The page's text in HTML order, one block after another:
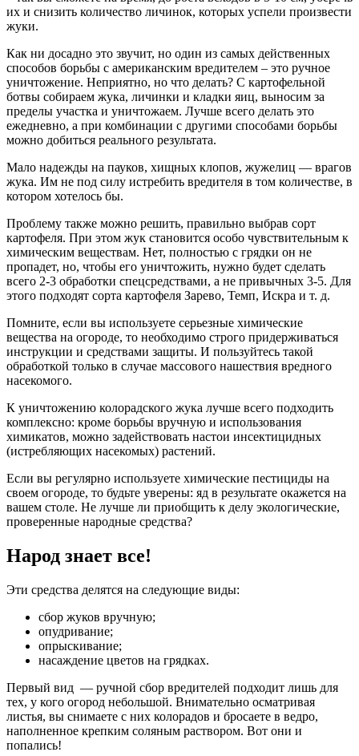
их и снизить количество личинок, которых успели произвести
жуки.
Как ни досадно это звучит, но один из самых действенных
способов борьбы с американским вредителем – это ручное
уничтожение. Неприятно, но что делать? С картофельной
ботвы собираем жука, личинки и кладки яиц, выносим за
пределы участка и уничтожаем. Лучше всего делать это
ежедневно, а при комбинации с другими способами борьбы
можно добиться реального результата.
Мало надежды на пауков, хищных клопов, жужелиц — врагов
жука. Им не под силу истребить вредителя в том количестве, в
котором хотелось бы.
Проблему также можно решить, правильно выбрав сорт
картофеля. При этом жук становится особо чувствительным к
химическим веществам. Нет, полностью с грядки он не
пропадет, но, чтобы его уничтожить, нужно будет сделать
всего 2-3 обработки спецсредствами, а не привычных 3-5. Для
этого подходят сорта картофеля Зарево, Темп, Искра и т. д.
Помните, если вы используете серьезные химические
вещества на огороде, то необходимо строго придерживаться
инструкции и средствами защиты. И пользуйтесь такой
обработкой только в случае массового нашествия вредного
насекомого.
К уничтожению колорадского жука лучше всего подходить
комплексно: кроме борьбы вручную и использования
химикатов, можно задействовать настои инсектицидных
(истребляющих насекомых) растений.
Если вы регулярно используете химические пестициды на
своем огороде, то будьте уверены: яд в результате окажется на
вашем столе. Не лучше ли приобщить к делу экологические,
проверенные народные средства?
Народ знает все!
Эти средства делятся на следующие виды:
сбор жуков вручную;
опудривание;
опрыскивание;
насаждение цветов на грядках.
Первый вид — ручной сбор вредителей подходит лишь для
тех, у кого огород небольшой. Внимательно осматривая
листья, вы снимаете с них колорадов и бросаете в ведро,
наполненное крепким соляным раствором. Вот они и
попались!